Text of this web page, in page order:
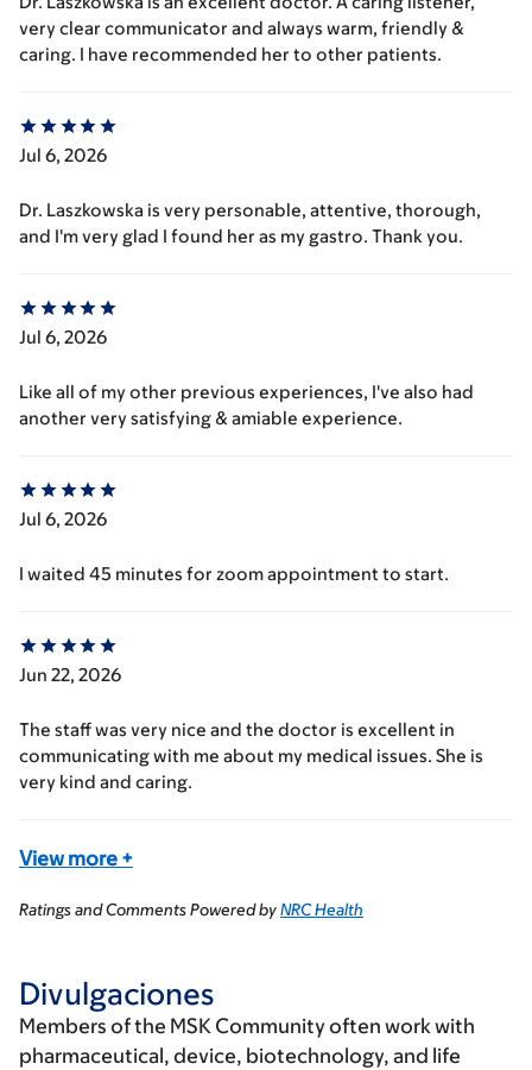
very clear communicator and always warm, friendly &
caring. I have recommended her to other patients.
Jul 6, 2026
Dr. Laszkowska is very personable, attentive, thorough,
and I'm very glad I found her as my gastro. Thank you.
Jul 6, 2026
Like all of my other previous experiences, I've also had
another very satisfying & amiable experience.
Jul 6, 2026
I waited 45 minutes for zoom appointment to start.
Jun 22, 2026
The staff was very nice and the doctor is excellent in
communicating with me about my medical issues. She is
very kind and caring.
View more +
Ratings and Comments Powered byNRC Health
Divulgaciones
Members of the MSK Community often work with
pharmaceutical, device, biotechnology, and life